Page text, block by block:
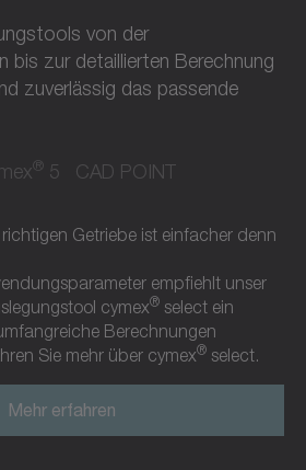
von der
bis zur detaillierten Berechnung
zuverlässig das passende
® 5 CAD POINT
Getriebe ist einfacher denn
empfiehlt unser
cymex® select ein
Berechnungen
Sie mehr über cymex® select.
Mehr erfahren